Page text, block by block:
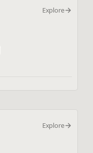
Explore
Explore